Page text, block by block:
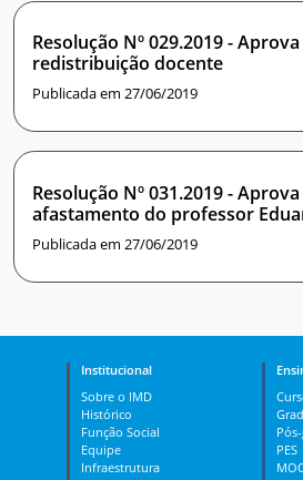
Resolução Nº 029.2019 -
redistribuição docente
Publicada em 27/06/2019
Resolução Nº 031.2019 -
afastamento do professor
Publicada em 27/06/2019
Institucional
Sobre o IMD
Histórico
Função Social
Equipe
Infraestrutura
PES